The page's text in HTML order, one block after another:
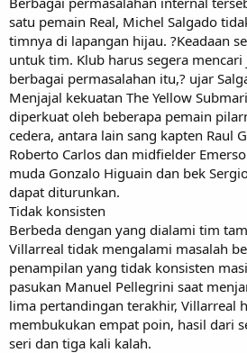
satu pemain Real, Michel Salgado
timnya di lapangan hijau. ?Keadaan
untuk tim. Klub harus segera
berbagai permasalahan itu,? ujar
Menjajal kekuatan The Yellow
diperkuat oleh beberapa pemain
cedera, antara lain sang kapten Raul
Roberto Carlos dan midfielder
muda Gonzalo Higuain dan bek
dapat diturunkan.
Tidak konsisten
Berbeda dengan yang dialami tim
Villarreal tidak mengalami masalah
penampilan yang tidak konsisten
pasukan Manuel Pellegrini saat
lima pertandingan terakhir, Villarreal
membukukan empat poin, hasil dari
seri dan tiga kali kalah.